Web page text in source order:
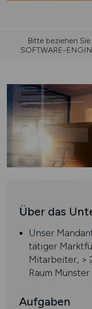
Bitte beziehen
SOFTWARE-
Über das
Unser
tätiger
Mitarbeiter, >
Raum Münster
Aufgaben